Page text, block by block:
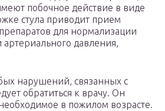
побочное действие в виде
стула приводит прием
для нормализации
давления,
нарушений, связанных с
обратиться к врачу. Он
в пожилом возрасте.